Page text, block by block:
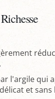
l'argile qui
et